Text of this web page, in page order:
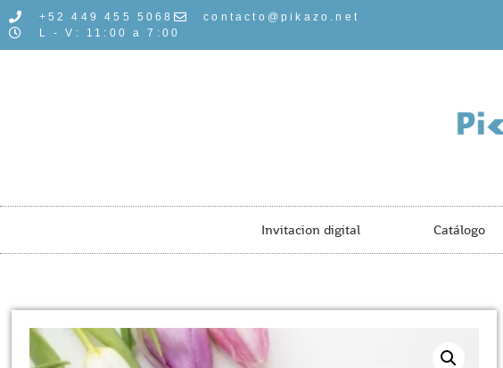
+52 449 455 5068
contacto@pikazo.net
L - V: 11:00 a 7:00
Invitacion digital Catálogo